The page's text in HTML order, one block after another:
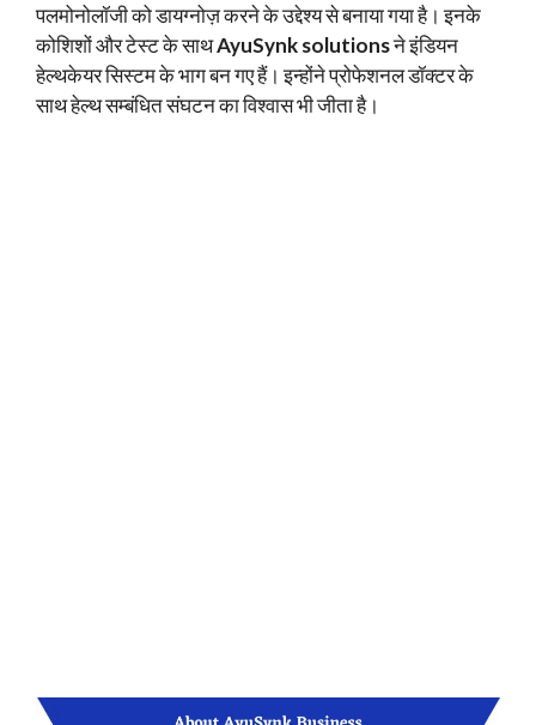
पलमोनोलॉजी को डायग्नोज़ करने के उद्देश्य से बनाया गया है। इनके
कोशिशों और टेस्ट के साथAyuSynk solutionsने इंडियन
हेल्थकेयर सिस्टम के भाग बन गए हैं। इन्होंने प्रोफेशनल डॉक्टर के
साथ हेल्थ सम्बंधित संघटन का विश्वास भी जीता है।